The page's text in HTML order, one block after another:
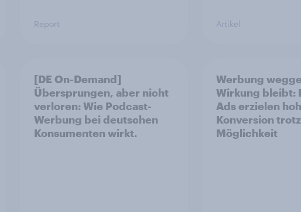
Report Artikel
[DE On-Demand]
Übersprungen, aber nicht
verloren: Wie Podcast-
Werbung bei deutschen
Konsumenten wirkt.
Werbung
Wirkung bleibt:
Ads erzielen
Konversion
Möglichkeit